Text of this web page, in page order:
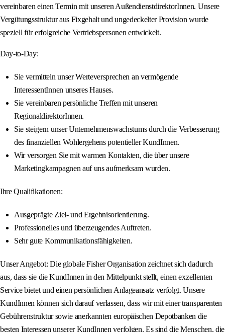
vereinbaren einen Termin mit unseren AußendienstdirektorInnen. Unsere
Vergütungsstruktur aus Fixgehalt und ungedeckelter Provision wurde
speziell für erfolgreiche Vertriebspersonen entwickelt.
Day-to-Day:
Sie vermitteln unser Werteversprechen an vermögende
InteressentInnen unseres Hauses.
Sie vereinbaren persönliche Treffen mit unseren
RegionaldirektorInnen.
Sie steigern unser Unternehmenswachstums durch die Verbesserung
des finanziellen Wohlergehens potentieller KundInnen.
Wir versorgen Sie mit warmen Kontakten, die über unsere
Marketingkampagnen auf uns aufmerksam wurden.
Ihre Qualifikationen:
Ausgeprägte Ziel- und Ergebnisorientierung.
Professionelles und überzeugendes Auftreten.
Sehr gute Kommunikationsfähigkeiten.
Unser Angebot: Die globale Fisher Organisation zeichnet sich dadurch
aus, dass sie die KundInnen in den Mittelpunkt stellt, einen exzellenten
Service bietet und einen persönlichen Anlageansatz verfolgt. Unsere
KundInnen können sich darauf verlassen, dass wir mit einer transparenten
Gebührenstruktur sowie anerkannten europäischen Depotbanken die
besten Interessen unserer KundInnen verfolgen. Es sind die Menschen, die